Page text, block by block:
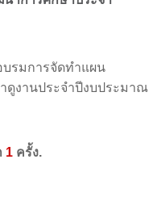
บรมการจัดทำแผน
งานประจำปีงบประมาณ
1 ครั้ง.